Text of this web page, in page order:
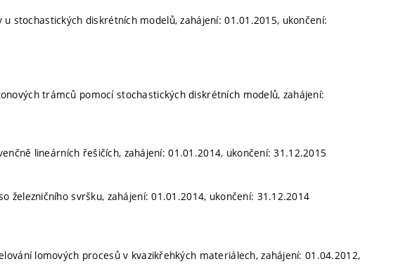
stochastických diskrétních modelů, zahájení: 01.01.2015, ukončení:
trámců pomocí stochastických diskrétních modelů, zahájení:
lineárních řešičích, zahájení: 01.01.2014, ukončení: 31.12.2015
železničního svršku, zahájení: 01.01.2014, ukončení: 31.12.2014
lomových procesů v kvazikřehkých materiálech, zahájení: 01.04.2012,